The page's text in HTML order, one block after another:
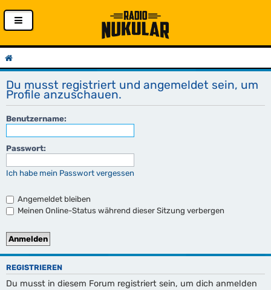
Du musst registriert und angemeldet sein, um
Profile anzuschauen.
Benutzername:
Passwort:
Ich habe mein Passwort vergessen
Angemeldet bleiben
Meinen Online-Status während dieser Sitzung verbergen
REGISTRIEREN
Du musst in diesem Forum registriert sein, um dich anmelden